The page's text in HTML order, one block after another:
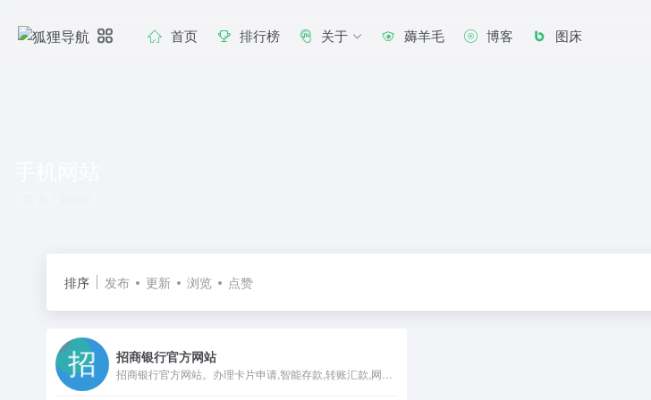
首页 排行榜 关于 薅羊毛 博客 图床
排序 发布 更新 浏览 点赞
招商银行官方网站